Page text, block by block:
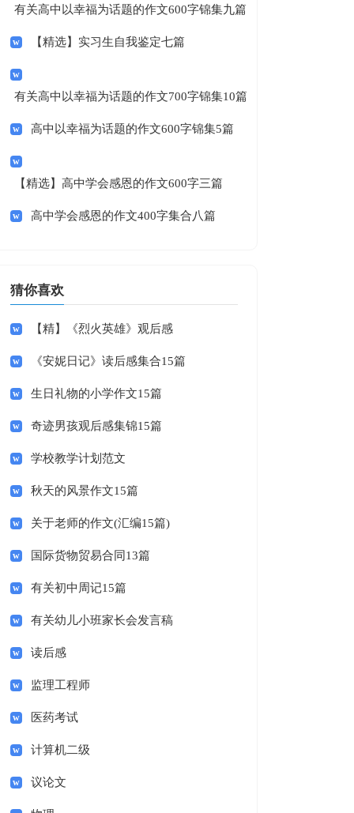
有关高中以幸福为话题的作文600字锦集九篇
【精选】实习生自我鉴定七篇
有关高中以幸福为话题的作文700字锦集10篇
高中以幸福为话题的作文600字锦集5篇
【精选】高中学会感恩的作文600字三篇
高中学会感恩的作文400字集合八篇
猜你喜欢
【精】《烈火英雄》观后感
《安妮日记》读后感集合15篇
生日礼物的小学作文15篇
奇迹男孩观后感集锦15篇
学校教学计划范文
秋天的风景作文15篇
关于老师的作文(汇编15篇)
国际货物贸易合同13篇
有关初中周记15篇
有关幼儿小班家长会发言稿
读后感
监理工程师
医药考试
计算机二级
议论文